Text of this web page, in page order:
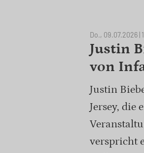
Do., 09.07.2026 |
Justin
von
Justin
Jersey, die
verspricht